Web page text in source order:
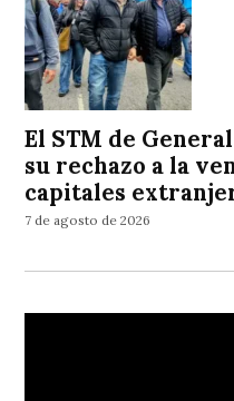
El STM de
su rechazo a la
capitales
7 de agosto de 2026